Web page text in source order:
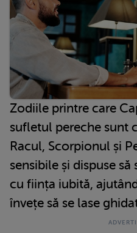
Zodiile printre care
sufletul pereche sunt
Racul, Scorpionul și
sensibile și dispuse
cu ființa iubită,
învețe să se lase